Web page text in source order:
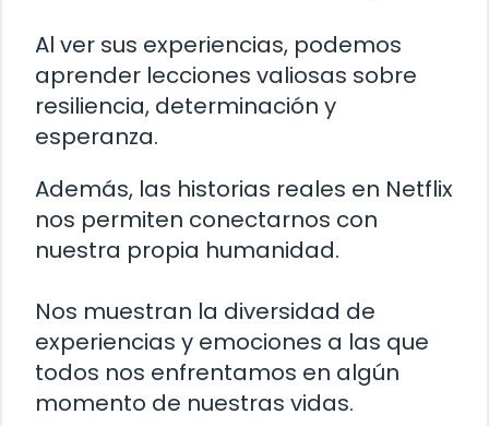
Al ver sus experiencias, podemos
aprender lecciones valiosas sobre
resiliencia, determinación y
esperanza.
Además, las historias reales en Netflix
nos permiten conectarnos con
nuestra propia humanidad.
Nos muestran la diversidad de
experiencias y emociones a las que
todos nos enfrentamos en algún
momento de nuestras vidas.